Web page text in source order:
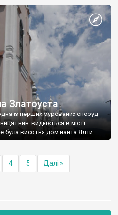
Златоуста
із перших мурованих споруд
і нині видніється в місті
була висотна домінанта Ялти.
4 5 Далі »